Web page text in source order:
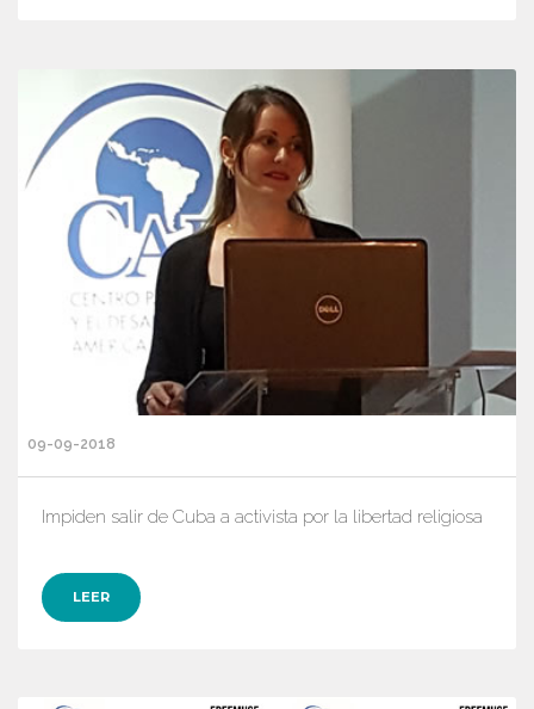
09-09-2018
Impiden salir de Cuba a activista por la libertad religiosa
LEER